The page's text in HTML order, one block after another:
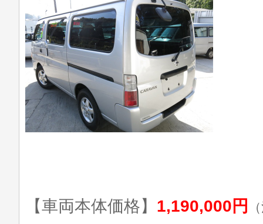
【車両本体価格】 1,190,000円